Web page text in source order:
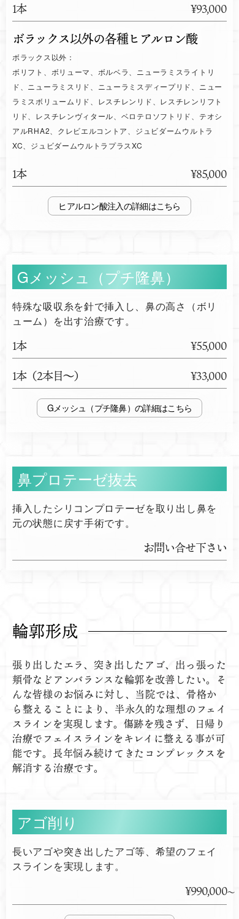
1本 ¥93,000
ボラックス以外の各種ヒアルロン酸
ボラックス以外：
ボリフト、ボリューマ、ボルベラ、ニューラミスライトリ
ド、ニューラミスリド、ニューラミスディープリド、ニュー
ラミスボリュームリド、レスチレンリド、レスチレンリフト
リド、レスチレンヴィタール、ベロテロソフトリド、テオシ
アルRHA2、クレビエルコントア、ジュビダームウルトラ
XC、ジュビダームウルトラプラスXC
1本 ¥85,000
ヒアルロン酸注入
Gメッシュ（プチ隆鼻）
特殊な吸収糸を針で挿入し、鼻の高さ（ボリ
ューム）を出す治療です。
1本
¥55,000
1本（2本目～）
¥33,000
Gメッシュ（プチ隆鼻）
鼻プロテーゼ抜去
挿入したシリコンプロテーゼを取り出し鼻を
元の状態に戻す手術です。
お問い合せ下さい
輪郭形成
張り出したエラ、突き出したアゴ、出っ張った
頬骨などアンバランスな輪郭を改善したい。そ
んな皆様のお悩みに対し、当院では、骨格か
ら整えることにより、半永久的な理想のフェイ
スラインを実現します。傷跡を残さず、日帰り
治療でフェイスラインをキレイに整える事が可
能です。長年悩み続けてきたコンプレックスを
解消する治療です。
アゴ削り
長いアゴや突き出したアゴ等、希望のフェイ
スラインを実現します。
¥990,000